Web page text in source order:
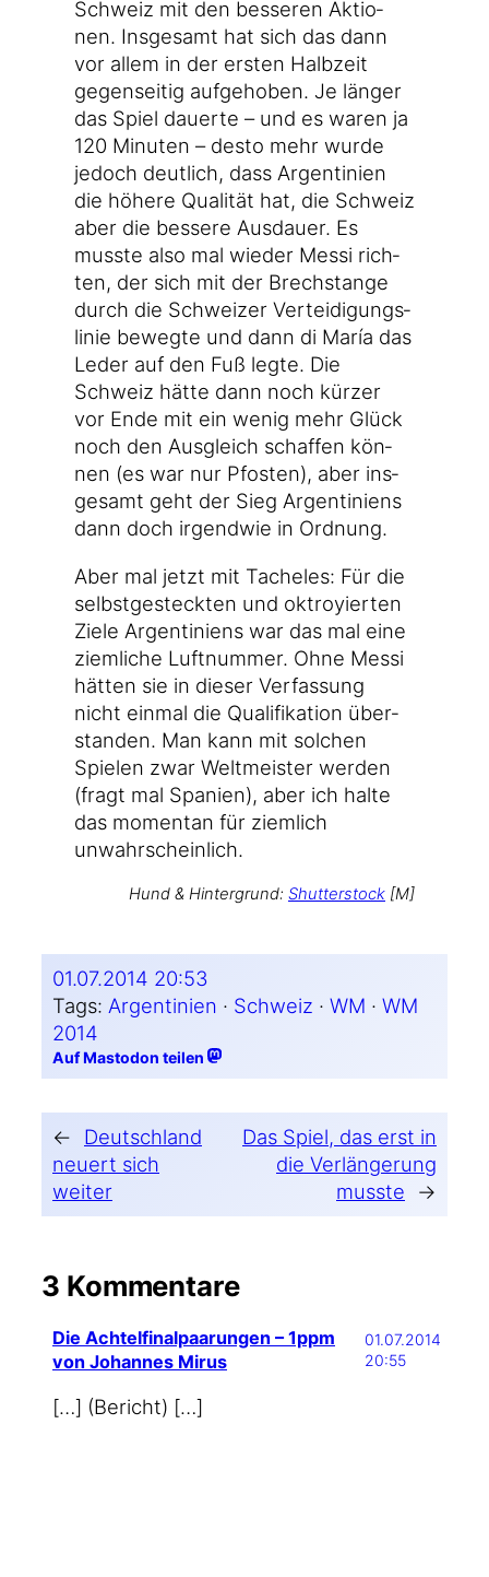
Schweiz mit den bes­se­ren Aktio­
nen. Ins­ge­samt hat sich das dann
vor allem in der ers­ten Halb­zeit
gegen­sei­tig auf­ge­ho­ben. Je län­ger
das Spiel dau­er­te – und es waren ja
120 Minu­ten – des­to mehr wur­de
jedoch deut­lich, dass Argen­ti­ni­en
die höhe­re Qua­li­tät hat, die Schweiz
aber die bes­se­re Aus­dau­er. Es
muss­te also mal wie­der Mes­si rich­
ten, der sich mit der Brech­stan­ge
durch die Schwei­zer Ver­tei­di­gungs­
li­nie beweg­te und dann di María das
Leder auf den Fuß leg­te. Die
Schweiz hät­te dann noch kür­zer
vor Ende mit ein wenig mehr Glück
noch den Aus­gleich schaf­fen kön­
nen (es war nur Pfos­ten), aber ins­
ge­samt geht der Sieg Argen­ti­ni­ens
dann doch irgend­wie in Ordnung.
Aber mal jetzt mit Tache­les: Für die
selbst­ge­steck­ten und oktroy­ier­ten
Zie­le Argen­ti­ni­ens war das mal eine
ziem­li­che Luft­num­mer. Ohne Mes­si
hät­ten sie in die­ser Ver­fas­sung
nicht ein­mal die Qua­li­fi­ka­ti­on über­
stan­den. Man kann mit sol­chen
Spie­len zwar Welt­meis­ter wer­den
(fragt mal Spa­ni­en), aber ich hal­te
das momen­tan für ziem­lich
unwahrscheinlich.
Hund & Hin­ter­grund: Shut­ter­stock [M]
01.07.2014 20:53
Tags: Argentinien · Schweiz · WM · WM
2014
Auf Mastodon teilen
←
Deutschland
neuert sich
weiter
Das Spiel, das erst in
die Verlängerung
musste
→
3 Kommentare
Die Achtelfinalpaarungen – 1ppm
von Johannes Mirus
01.07.2014
20:55
[…] (Bericht) […]